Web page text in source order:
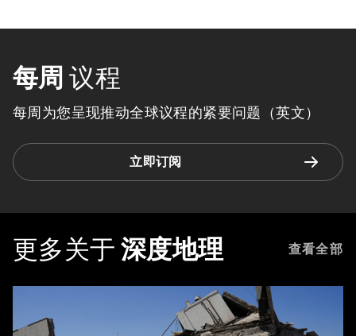
每周 议程
每周为您呈现推动全球议程的紧要问题（英文）
立即订阅
更多关于 深度地理 查看全部